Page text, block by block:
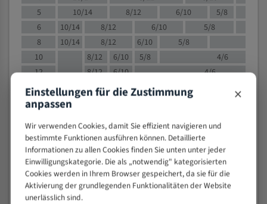
5
10/14 8/12 6/10
5/8
6
10/14 8/12 6/10
5/8
8
10/14 8/12 6/10 5/8
10
8/12 6/10 5/8
4/6
12
8/12 6/10
4/6
15
8/12 6/10
4/5
20
50
4/5
80
> 100
VOLLMATERIAL
Einstellungen für die Zustimmung
anpassen ×
Wir verwenden Cookies, damit Sie effizient navigieren und
bestimmte Funktionen ausführen können. Detaillierte
Informationen zu allen Cookies finden Sie unten unter jeder
Einwilligungskategorie. Die als „notwendig" kategorisierten
Cookies werden in Ihrem Browser gespeichert, da sie für die
Aktivierung der grundlegenden Funktionalitäten der Website
unerlässlich sind.